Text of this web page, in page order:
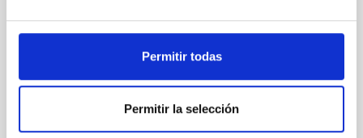
Permitir todas
Permitir la selección
Las galaxias se organizan formando una gigantesca
cúmulos de galaxias. Estos filamentos actúan como
cuales la materia y las galaxias fluyen hacia las
regiones más densas del Universo. Comprender